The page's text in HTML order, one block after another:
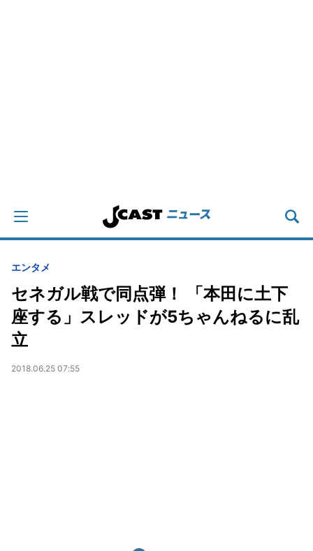
エンタメ
セネガル戦で同点弾！ 「本田に土下
座する」スレッドが5ちゃんねるに乱
立
2018.06.25 07:55